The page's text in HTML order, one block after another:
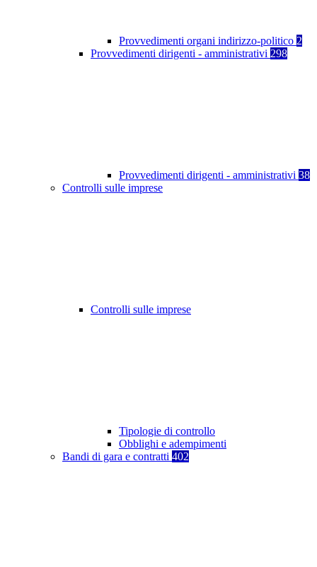
Provvedimenti organi indirizzo-politico 2
Provvedimenti dirigenti - amministrativi 298
Provvedimenti dirigenti - amministrativi 38
Controlli sulle imprese
Controlli sulle imprese
Tipologie di controllo
Obblighi e adempimenti
Bandi di gara e contratti 402